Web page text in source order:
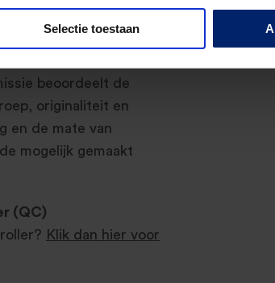
Selectie toestaan
een
beoordeelt de
originaliteit en
en de mate van
mogelijk gemaakt
(QC)
Klik dan hier voor